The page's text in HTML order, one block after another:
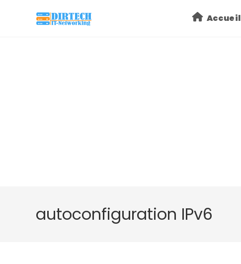
Accueil
autoconfiguration IPv6